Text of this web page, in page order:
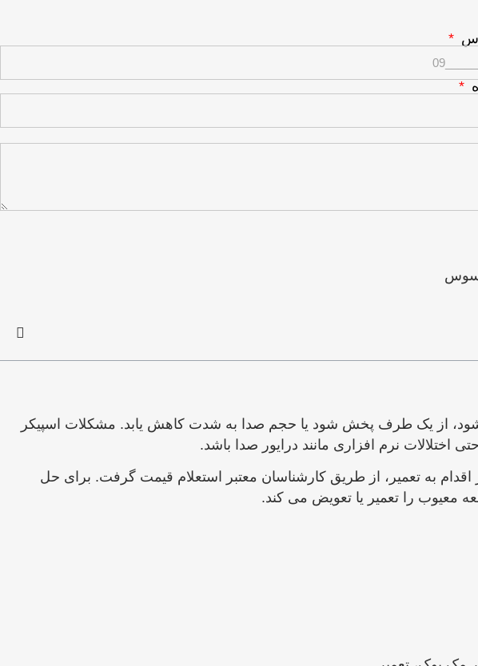
از یک طرف پخش شود یا حجم صدا به شدت کاهش یابد. مشکلات اسپیکر
اختلالات نرم ‌افزاری مانند درایور صدا باشد.
به تعمیر، از طریق کارشناسان معتبر استعلام قیمت گرفت. برای حل
معیوب را تعمیر یا تعویض می‌ کند.